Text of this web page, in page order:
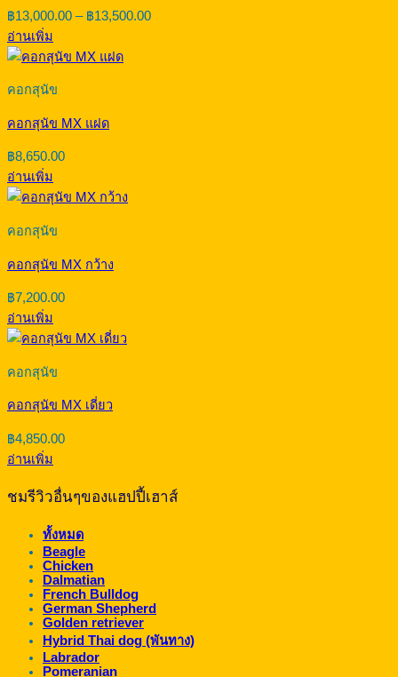
฿13,000.00 – ฿13,500.00Price
อ่านเพิ่ม
คอกสุนัข
คอกสุนัข MX แฝด
฿8,650.00
อ่านเพิ่ม
คอกสุนัข
คอกสุนัข MX กว้าง
฿7,200.00
อ่านเพิ่ม
คอกสุนัข
คอกสุนัข MX เดี่ยว
฿4,850.00
อ่านเพิ่ม
ชมรีวิวอื่นๆของแฮปปี้เฮาส์
ทั้งหมด
Beagle
Chicken
Dalmatian
French Bulldog
German Shepherd
Golden retriever
Hybrid Thai dog (พันทาง)
Labrador
Pomeranian